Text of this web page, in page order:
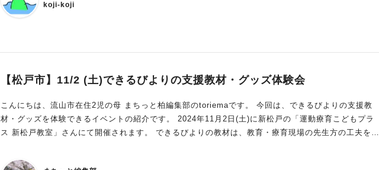
koji-koji
【松戸市】11/2 (土)できるびよりの支援教材・グッズ体験会
こんにちは、流山市在住2児の母 まちっと柏編集部のtoriemaです。 今回は、できるびよりの支援教
材・グッズを体験できるイベントの紹介です。 2024年11月2日(土)に新松戸の「運動療育こどもプラ
ス 新松戸教室」さんにて開催されます。 できるびよりの教材は、教育・療育現場の先生方の工夫を使
あり、体験イベントを通じて実際の使用感を確認することができます。 前回南柏で開催されたときの